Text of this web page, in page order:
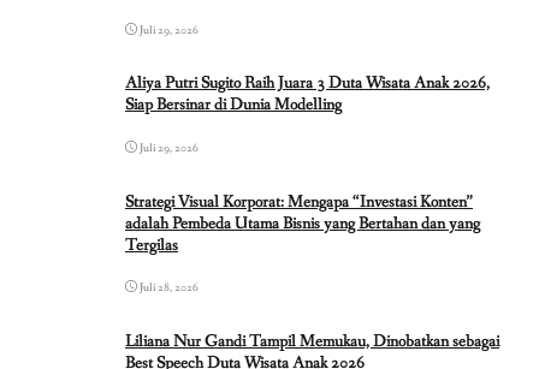
Juli 29, 2026
Aliya Putri Sugito Raih Juara 3 Duta Wisata Anak 2026,
Siap Bersinar di Dunia Modelling
Juli 29, 2026
Strategi Visual Korporat: Mengapa “Investasi Konten”
adalah Pembeda Utama Bisnis yang Bertahan dan yang
Tergilas
Juli 28, 2026
Liliana Nur Gandi Tampil Memukau, Dinobatkan sebagai
Best Speech Duta Wisata Anak 2026